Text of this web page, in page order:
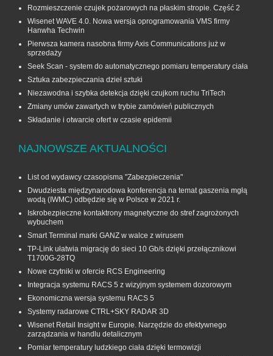
Rozmieszczenie czujek pożarowych na płaskim stropie. Część 2
Wisenet WAVE 4.0. Nowa wersja oprogramowania VMS firmy
Hanwha Techwin
Pierwsza kamera nasobna firmy Axis Communications już w
sprzedaży
Seek Scan - system do automatycznego pomiaru temperatury ciała
Sztuka zabezpieczania dzieł sztuki
Niezawodna i szybka detekcja dzięki czujkom ruchu TriTech
Zmiany umów zawartych w trybie zamówień publicznych
Składanie i otwarcie ofert w czasie epidemii
NAJNOWSZE AKTUALNOŚCI
List od wydawcy czasopisma "Zabezpieczenia"
Dwudziesta międzynarodowa konferencja na temat gaszenia mgłą
wodą (IWMC) odbędzie się w Polsce w 2021 r.
Iskrobezpieczne kontaktrony magnetyczne do stref zagrożonych
wybuchem
Smart Terminal marki GANZ w walce z wirusem
TP-Link ułatwia migrację do sieci 10 Gb/s dzięki przełącznikowi
T1700G‑28TQ
Nowe czytniki w ofercie RCS Engineering
Integracja systemu RACS 5 z wizyjnym systemem dozorowym
Ekonomiczna wersja systemu RACS 5
Systemy radarowe CTRL+SKY RADAR 3D
Wisenet Retail Insight w Europie. Narzędzie do efektywnego
zarządzania w handlu detalicznym
Pomiar temperatury ludzkiego ciała dzięki termowizji